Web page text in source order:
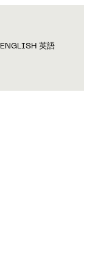
ENGLISH 英語